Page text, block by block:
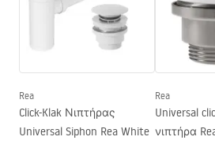
Πλάτος
360
120
95
Σχήμα
Οπή βρύσης
Όχι
Όροι εγγύησης
Rea
Click-Klak Νιπτήρας
Universal Siphon Rea White
Rea
Universal
νιπτήρα